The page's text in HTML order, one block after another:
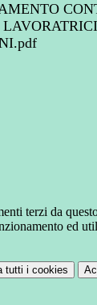
terzi da
ed
tutti i cookies